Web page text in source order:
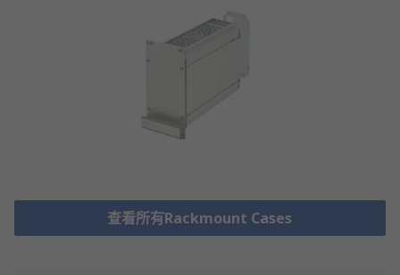
查看所有Rackmount Cases